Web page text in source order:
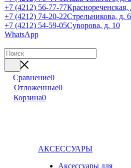
+7 (4212) 56-77-77Краснореченская,
+7 (4212) 74-20-22Стрельникова, д.
+7 (4212) 54-59-05Суворова, д. 10
WhatsApp
Сравнение0
Отложенные0
Корзина0
АКСЕССУАРЫ
Аксессуары для